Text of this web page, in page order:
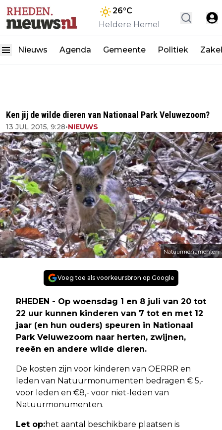
26°C
Heldere Hemel
Nieuws Agenda Gemeente Politiek
Ken jij de wilde dieren van Nationaal Park Veluwezoom?
13 JUL 2015, 9:28•NIEUWS
Natuurmonumenten
Voeg toe als voorkeursbron op Google
RHEDEN - Op woensdag 1 en 8 juli van 20 tot
22 uur kunnen kinderen van 7 tot en met 12
jaar (en hun ouders) speuren in Nationaal
Park Veluwezoom naar herten, zwijnen,
reeën en andere wilde dieren.
De kosten zijn voor kinderen van OERRR en
leden van Natuurmonumenten bedragen € 5,-
voor leden en €8,- voor niet-leden van
Natuurmonumenten.
Let op:het aantal beschikbare plaatsen is